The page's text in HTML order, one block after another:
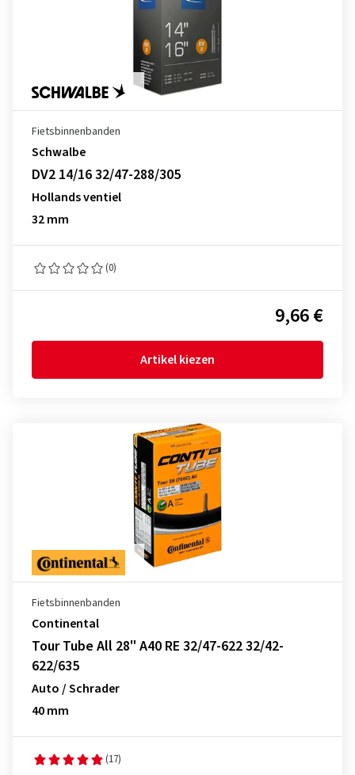
Fietsbinnenbanden
Schwalbe
DV2 14/16 32/47-288/305
Hollands ventiel
32 mm
(0)
9,66 €
Artikel kiezen
Fietsbinnenbanden
Continental
Tour Tube All 28" A40 RE 32/47-622 32/42-
622/635
Auto / Schrader
40 mm
(17)